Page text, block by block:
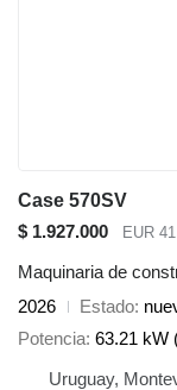
Case 570SV
$ 1.927.000
EUR
Maquinaria de
2026
Estado
Potencia 63.21 kW
Uruguay,